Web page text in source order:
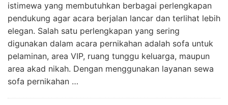
istimewa yang membutuhkan berbagai perlengkapan
pendukung agar acara berjalan lancar dan terlihat lebih
elegan. Salah satu perlengkapan yang sering
digunakan dalam acara pernikahan adalah sofa untuk
pelaminan, area VIP, ruang tunggu keluarga, maupun
area akad nikah. Dengan menggunakan layanan sewa
sofa pernikahan …